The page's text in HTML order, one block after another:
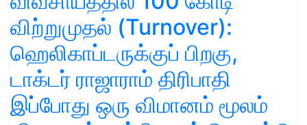
விற்றுமுதல் (Turnover):
ஹெலிகாப்டருக்குப் பிறகு,
டாக்டர் ராஜாராம் திரிபாதி
இப்போது ஒரு விமானம் மூலம்